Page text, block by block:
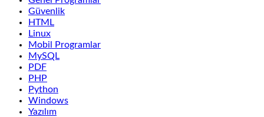
Güvenlik
HTML
Linux
Mobil Programlar
MySQL
PDF
PHP
Python
Windows
Yazılım